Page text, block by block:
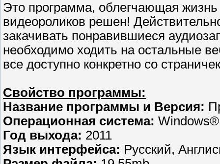
Это программа, облегчающая
видеороликов решен!
закачивать понравившиеся
необходимо ходить на остальные
все доступно конкретно со
Свойство программы:
Название программы и Версия:
Операционная система:
Год выхода: 2011
Язык интерфейса: Русский,